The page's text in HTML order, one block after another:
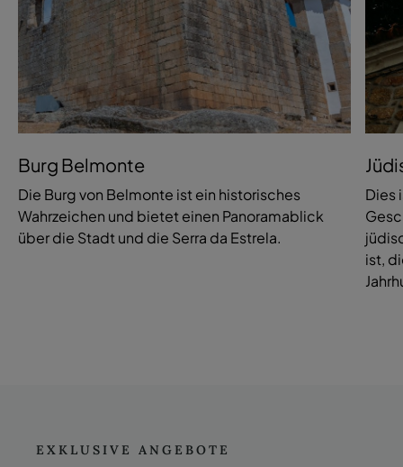
Burg Belmonte
Die Burg von Belmonte ist ein historisches
Wahrzeichen und bietet einen Panoramablick
über die Stadt und die Serra da Estrela.
Dies
ist,
EXKLUSIVE ANGEBOTE